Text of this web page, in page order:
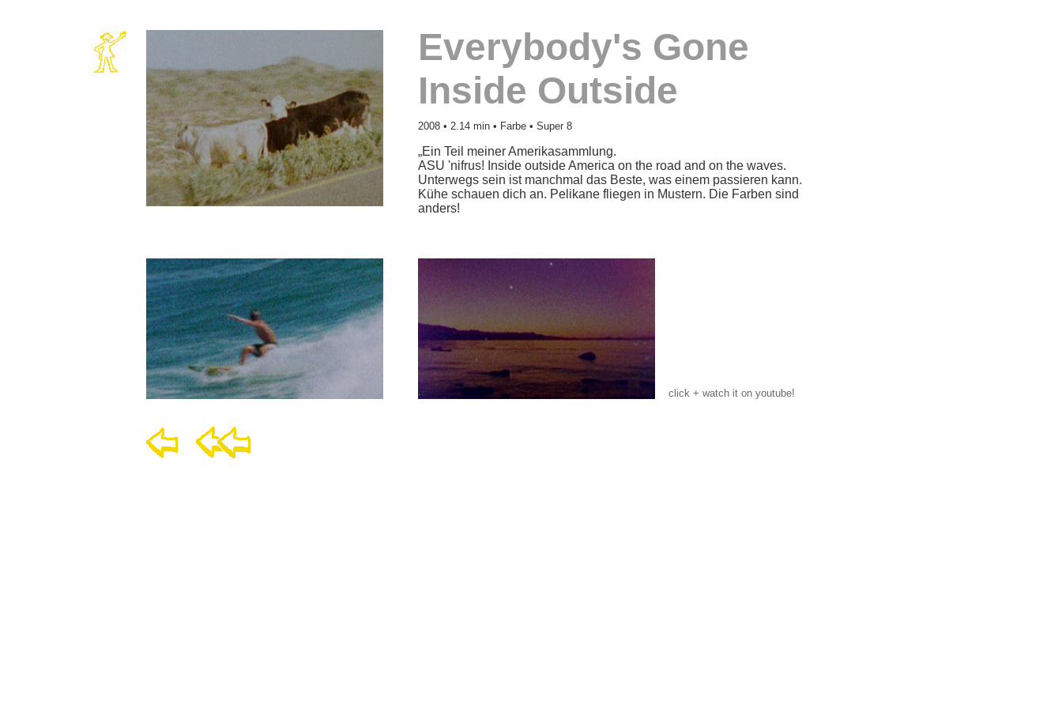
Everybody's Gone
Inside Outside
2008 • 2.14 min • Farbe • Super 8
„Ein Teil meiner Amerikasammlung.
ASU 'nifrus! Inside outside America on the road and on the waves.
Unterwegs sein ist manchmal das Beste, was einem passieren kann.
Kühe schauen dich an. Pelikane fliegen in Mustern. Die Farben sind
anders!
click + watch it on youtube!